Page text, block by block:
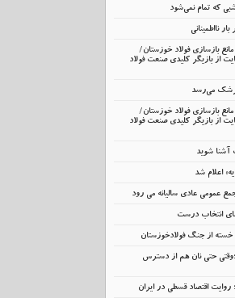
که تمام نمی‌شود
نااطمینانی
بازسازی فولاد خوزستان/
از بازیگر کلیدی صنعت فولاد
می‌رسد
بازسازی فولاد خوزستان/
از بازیگر کلیدی صنعت فولاد
آشنا شوید
اعلام شد
عمومی عادی سالیانه می رود
انتخاب درست
خسته‌ از جنگ فولادخوزستان
حتی نان هم از دسترس
اقتصاد قسطی در ایران